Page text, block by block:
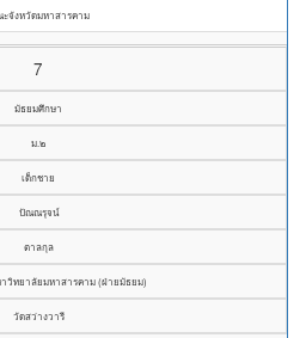
จังหวัดมหาสารคาม
7
มัธยมศึกษา
ม.๒
เด็กชาย
ปัณณรุจน์
ตาลกุล
าวิทยาลัยมหาสารคาม (ฝ่ายมัธยม)
วัดสว่างวารี